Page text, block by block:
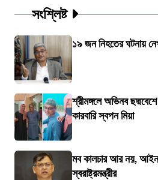
সংশ্লিষ্ট
১৯ জন নিহতের ঘটনায়
শ্রীমঙ্গলে অভিনব
কারবারি স্বপন মিয়া
মব কালচার আর নয়,
স্বরাষ্ট্রমন্ত্রীর